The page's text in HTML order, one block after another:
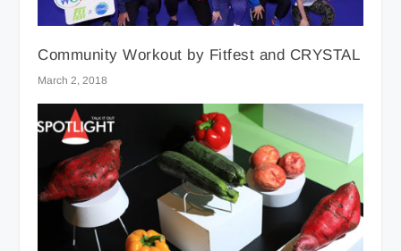
Community Workout by Fitfest and CRYSTAL
March 2, 2018